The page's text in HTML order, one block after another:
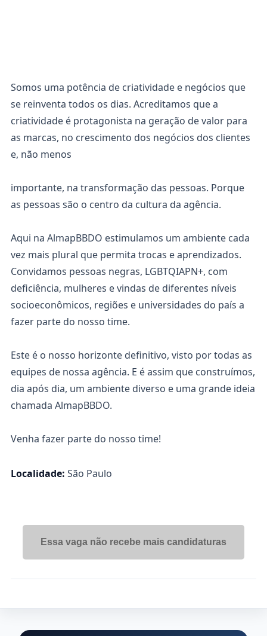
Somos uma potência de criatividade e negócios que
se reinventa todos os dias. Acreditamos que a
criatividade é protagonista na geração de valor para
as marcas, no crescimento dos negócios dos clientes
e, não menos
importante, na transformação das pessoas. Porque
as pessoas são o centro da cultura da agência.
Aqui na AlmapBBDO estimulamos um ambiente cada
vez mais plural que permita trocas e aprendizados.
Convidamos pessoas negras, LGBTQIAPN+, com
deficiência, mulheres e vindas de diferentes níveis
socioeconômicos, regiões e universidades do país a
fazer parte do nosso time.
Este é o nosso horizonte definitivo, visto por todas as
equipes de nossa agência. E é assim que construímos,
dia após dia, um ambiente diverso e uma grande ideia
chamada AlmapBBDO.
Venha fazer parte do nosso time!
Localidade: São Paulo
Essa vaga não recebe mais candidaturas